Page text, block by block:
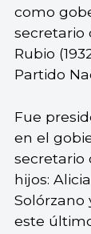
como
secretario
Rubio
Partido
Fue
en el
secretario
hijos:
Solórzano
este